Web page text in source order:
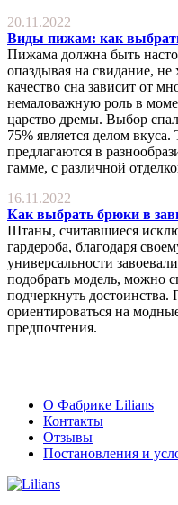
20.11.2022
Виды пижам: как
Пижама должна быть
опаздывая на свидание, не
качество сна зависит от
немаловажную роль в
царство дремы. Выбор
75% является делом
предлагаются в
гамме, с различной
16.11.2022
Как выбрать брюки в
Штаны, считавшиеся
гардероба, благодаря
универсальности
подобрать модель, можно
подчеркнуть
ориентироваться на
предпочтения.
О Фабрике Lilians
Контакты
Отзывы
Постановления и